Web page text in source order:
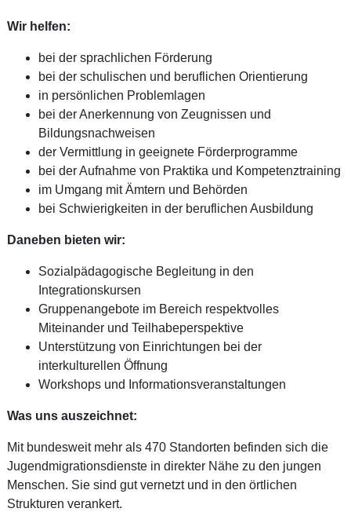
Wir helfen:
bei der sprachlichen Förderung
bei der schulischen und beruflichen Orientierung
in persönlichen Problemlagen
bei der Anerkennung von Zeugnissen und
Bildungsnachweisen
der Vermittlung in geeignete Förderprogramme
bei der Aufnahme von Praktika und Kompetenztraining
im Umgang mit Ämtern und Behörden
bei Schwierigkeiten in der beruflichen Ausbildung
Daneben bieten wir:
Sozialpädagogische Begleitung in den
Integrationskursen
Gruppenangebote im Bereich respektvolles
Miteinander und Teilhabeperspektive
Unterstützung von Einrichtungen bei der
interkulturellen Öffnung
Workshops und Informationsveranstaltungen
Was uns auszeichnet:
Mit bundesweit mehr als 470 Standorten befinden sich die
Jugendmigrationsdienste in direkter Nähe zu den jungen
Menschen. Sie sind gut vernetzt und in den örtlichen
Strukturen verankert.